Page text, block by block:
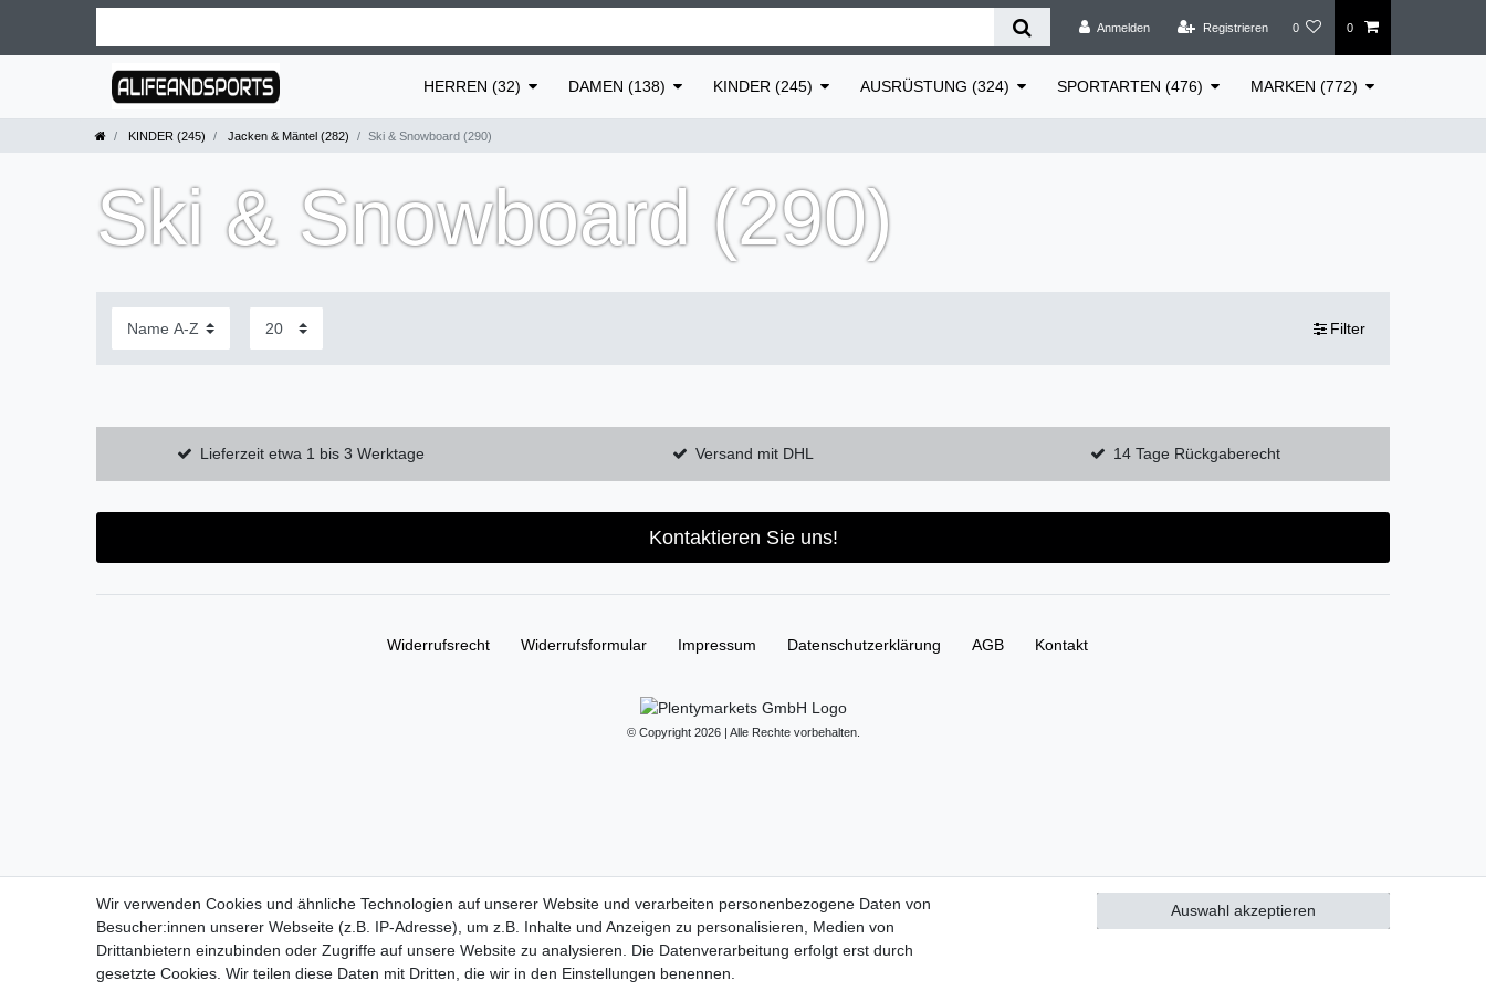
Anmelden Registrieren 0 0
HERREN (32) DAMEN (138) KINDER (245) AUSRÜSTUNG (324) SPORTARTEN (476) MARKEN (772)
KINDER (245) Jacken & Mäntel (282) Ski & Snowboard (290)
Ski & Snowboard (290)
Filter
Lieferzeit etwa 1 bis 3 Werktage Versand mit DHL 14 Tage Rückgaberecht
Kontaktieren Sie uns!
Widerrufs­recht Widerrufs­formular Impressum Daten­schutz­erklärung AGB Kontakt
© Copyright 2026 | Alle Rechte vorbehalten.
Wir verwenden Cookies und ähnliche Technologien auf unserer Website und verarbeiten personenbezogene Daten von
Besucher:innen unserer Webseite (z.B. IP-Adresse), um z.B. Inhalte und Anzeigen zu personalisieren, Medien von
Drittanbietern einzubinden oder Zugriffe auf unsere Website zu analysieren. Die Datenverarbeitung erfolgt erst durch
gesetzte Cookies. Wir teilen diese Daten mit Dritten, die wir in den Einstellungen benennen.
Alle akzeptieren
Auswahl akzeptieren